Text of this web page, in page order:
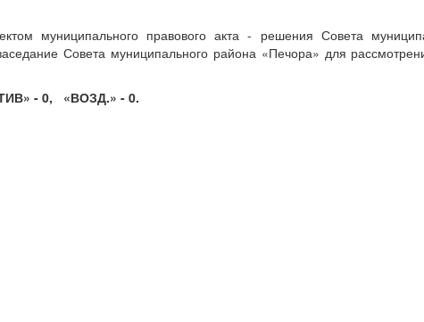
муниципального правового акта - решения Совета
Совета муниципального района «Печора» для
- 0, «ВОЗД.» - 0.